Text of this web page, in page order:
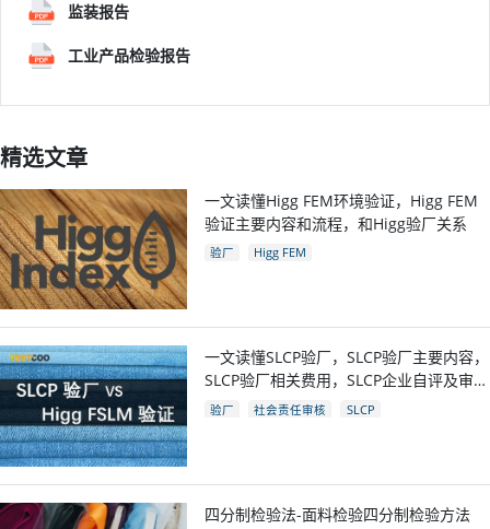
监装报告
工业产品检验报告
精选文章
一文读懂Higg FEM环境验证，Higg FEM
验证主要内容和流程，和Higg验厂关系
验厂 Higg FEM
一文读懂SLCP验厂，SLCP验厂主要内容，
SLCP验厂相关费用，SLCP企业自评及审核
流程
验厂 社会责任审核 SLCP
四分制检验法-面料检验四分制检验方法